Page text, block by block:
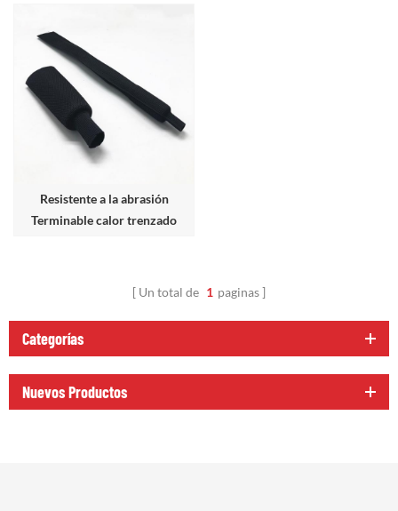
Resistente a la abrasión
Terminable calor trenzado
Un total de 1 paginas
Categorías
Nuevos Productos